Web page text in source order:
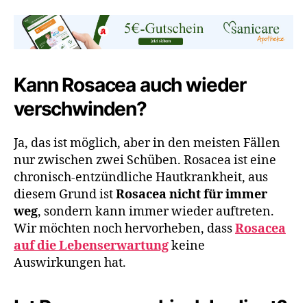
Kann Rosacea auch wieder
verschwinden?
Ja, das ist möglich, aber in den meisten Fällen
nur zwischen zwei Schüben. Rosacea ist eine
chronisch-entzündliche Hautkrankheit, aus
diesem Grund istRosacea nicht für immer
weg, sondern kann immer wieder auftreten.
Wir möchten noch hervorheben, dassRosacea
auf die Lebenserwartungkeine
Auswirkungen hat.